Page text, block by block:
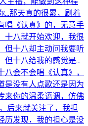
…那天真的很累，刷着
唱《认真》的，无意手
十八就开始欢迎，我很
但十八却主动问我要听
但十八给我的感觉是…
会不会唱《认真》，
是没有人点歌还是因为
来你的温柔语调，仿佛
后来就关注了，我担
历发现，我的担心是没